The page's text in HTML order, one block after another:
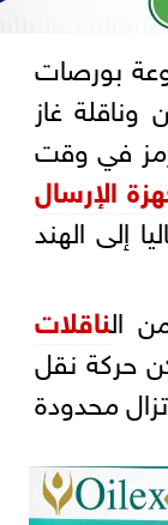
بورصات
وناقلة غاز
في وقت
الإرسال
إلى الهند
الناقلات
حركة نقل
محدودة